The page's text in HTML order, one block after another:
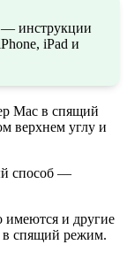
— инструкции
iPad и
Mac в спящий
верхнем углу и
способ —
имеются и другие
в спящий режим.